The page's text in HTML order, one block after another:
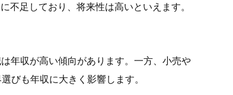
不足しており、将来性は高いといえます。
年収が高い傾向があります。一方、小売や
びも年収に大きく影響します。